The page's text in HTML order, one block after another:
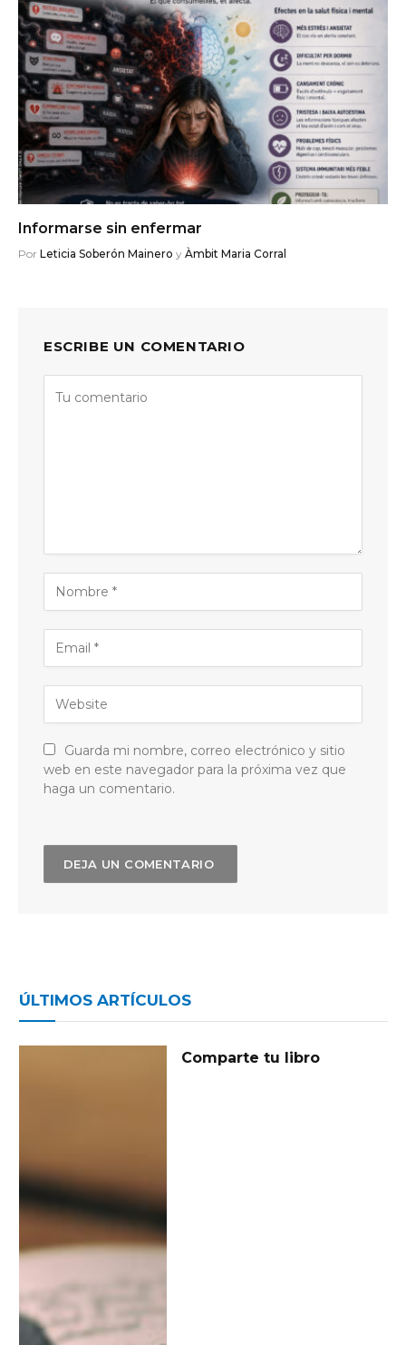
Informarse sin enfermar
Por Leticia Soberón Mainero y Àmbit Maria Corral
ESCRIBE UN COMENTARIO
Guarda mi nombre, correo electrónico y sitio
web en este navegador para la próxima vez que
haga un comentario.
ÚLTIMOS ARTÍCULOS
Comparte tu libro